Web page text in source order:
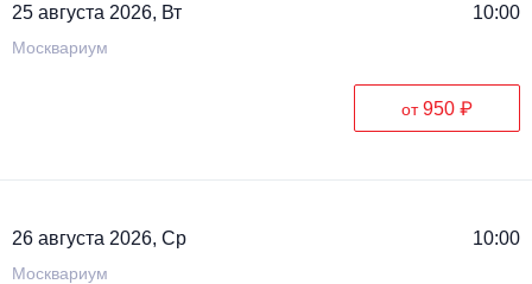
25 августа 2026, Вт 10:00
Москвариум
от950 ₽
26 августа 2026, Ср 10:00
Москвариум